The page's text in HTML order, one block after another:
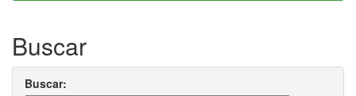
Buscar
Buscar: